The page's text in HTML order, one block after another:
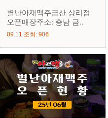
별난아재맥주금산 상리점
오픈매장주소: 충남 금..
09.11 조회: 906